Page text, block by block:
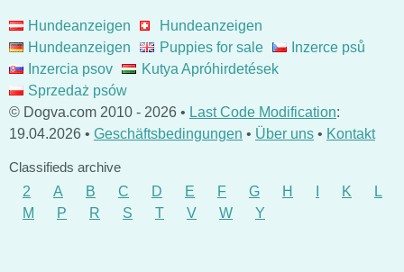
Hundeanzeigen
Hundeanzeigen
Hundeanzeigen
Puppies for sale
Inzerce psů
Inzercia psov
Kutya Apróhirdetések
Sprzedaż psów
© Dogva.com 2010 - 2026 • Last Code Modification:
19.04.2026 • Geschäftsbedingungen • Über uns • Kontakt
Classifieds archive
2
A B C D E F G H K
L
M
P R S T V W Y